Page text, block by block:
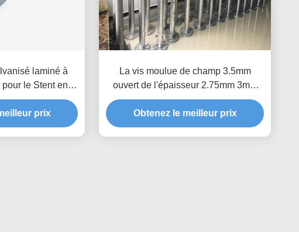
laminé à
le Stent en
de Purlins de
du support
picovolte C
prix
La vis moulue de champ 3.5mm
ouvert de l'épaisseur 2.75mm 3mm
empile le composant solaire de
support du vent 60m/S d'ancres de
Polonais
Obtenez le meilleur prix